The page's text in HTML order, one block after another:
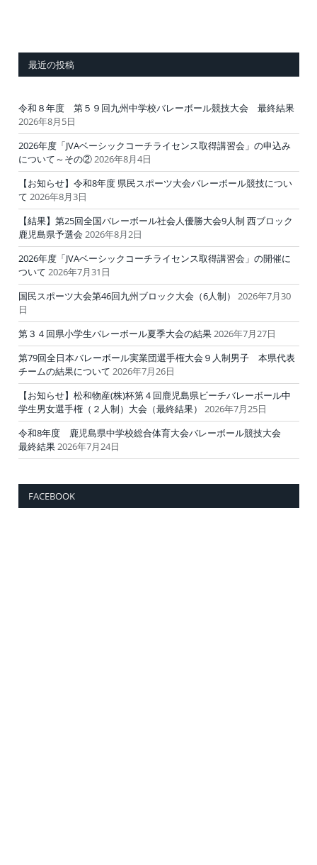
最近の投稿
令和８年度 第５９回九州中学校バレーボール競技大会 最終結果
2026年8月5日
2026年度「JVAベーシックコーチライセンス取得講習会」の申込み
について～その②2026年8月4日
【お知らせ】令和8年度 県民スポーツ大会バレーボール競技につい
て 2026年8月3日
【結果】第25回全国バレーボール社会人優勝大会9人制 西ブロック
鹿児島県予選会 2026年8月2日
2026年度「JVAベーシックコーチライセンス取得講習会」の開催に
ついて 2026年7月31日
国民スポーツ大会第46回九州ブロック大会（6人制）
2026年7月30
日
第３４回県小学生バレーボール夏季大会の結果2026年7月27日
第79回全日本バレーボール実業団選手権大会９人制男子 本県代表
チームの結果について 2026年7月26日
【お知らせ】松和物産(株)杯第４回鹿児島県ビーチバレーボール中
学生男女選手権（２人制）大会（最終結果）
2026年7月25日
令和8年度 鹿児島県中学校総合体育大会バレーボール競技大会
最終結果2026年7月24日
FACEBOOK